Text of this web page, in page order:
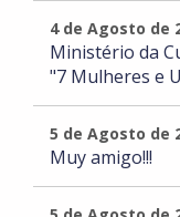
4 de Agosto de
Ministério da
"7 Mulheres e
5 de Agosto de
Muy amigo!!!